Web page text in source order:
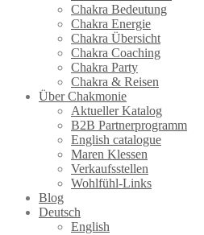
Chakra Bedeutung
Chakra Energie
Chakra Übersicht
Chakra Coaching
Chakra Party
Chakra & Reisen
Über Chakmonie
Aktueller Katalog
B2B Partnerprogramm
English catalogue
Maren Klessen
Verkaufsstellen
Wohlfühl-Links
Blog
Deutsch
English